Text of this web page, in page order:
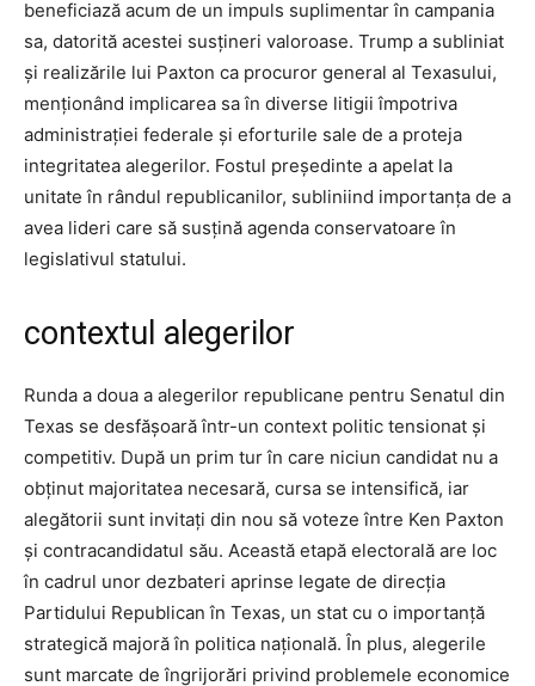
beneficiază acum de un impuls suplimentar în campania
sa, datorită acestei susțineri valoroase. Trump a subliniat
și realizările lui Paxton ca procuror general al Texasului,
menționând implicarea sa în diverse litigii împotriva
administrației federale și eforturile sale de a proteja
integritatea alegerilor. Fostul președinte a apelat la
unitate în rândul republicanilor, subliniind importanța de a
avea lideri care să susțină agenda conservatoare în
legislativul statului.
contextul alegerilor
Runda a doua a alegerilor republicane pentru Senatul din
Texas se desfășoară într-un context politic tensionat și
competitiv. După un prim tur în care niciun candidat nu a
obținut majoritatea necesară, cursa se intensifică, iar
alegătorii sunt invitați din nou să voteze între Ken Paxton
și contracandidatul său. Această etapă electorală are loc
în cadrul unor dezbateri aprinse legate de direcția
Partidului Republican în Texas, un stat cu o importanță
strategică majoră în politica națională. În plus, alegerile
sunt marcate de îngrijorări privind problemele economice